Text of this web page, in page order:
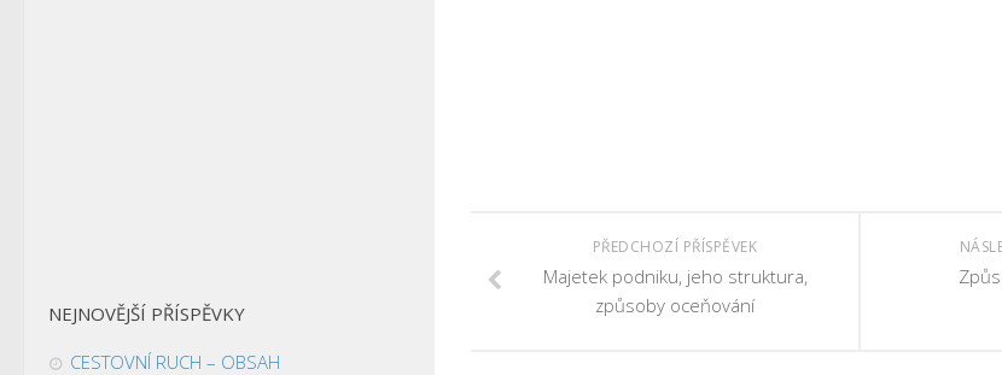
PŘEDCHOZÍ PŘÍSPĚVEK
Majetek podniku, jeho struktura,
způsoby oceňování
NEJNOVĚJŠÍ PŘÍSPĚVKY
CESTOVNÍ RUCH – OBSAH